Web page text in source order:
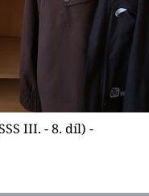
III. - 8. díl) -